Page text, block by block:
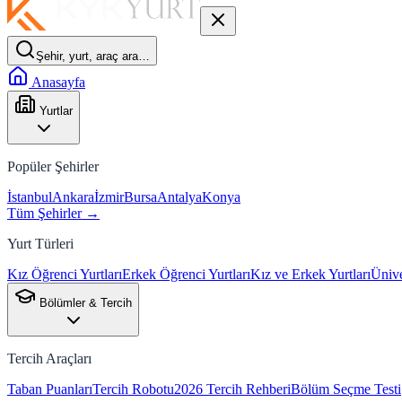
Şehir, yurt, araç ara…
Anasayfa
Yurtlar
Popüler Şehirler
İstanbulAnkaraİzmirBursaAntalyaKonya
Tüm Şehirler →
Yurt Türleri
Kız Öğrenci YurtlarıErkek Öğrenci YurtlarıKız ve Erkek Yurtları
Bölümler & Tercih
Tercih Araçları
Taban PuanlarıTercih Robotu2026 Tercih RehberiBölüm Seçme Testi